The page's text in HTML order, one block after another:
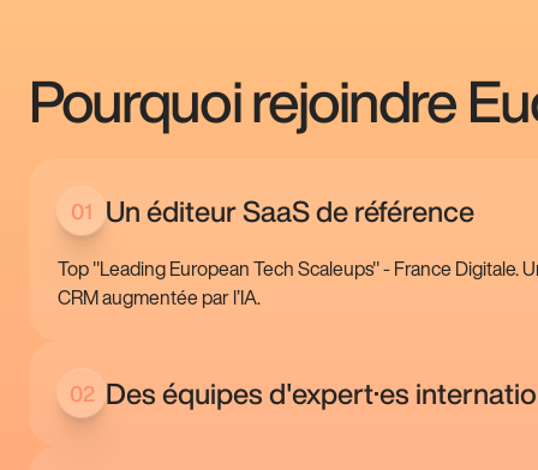
Pourquoi rejoindre
01
Un éditeur SaaS de référence
Top "Leading European Tech Scaleups" - France Digitale.
CRM augmentée par l’IA.
02 Des équipes d'expert·es